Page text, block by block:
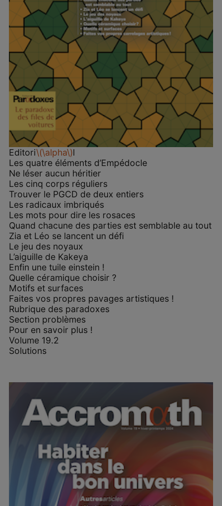
Editori\(\alpha\)l
Les quatre éléments d’Empédocle
Ne léser aucun héritier
Les cinq corps réguliers
Trouver le PGCD de deux entiers
Les radicaux imbriqués
Les mots pour dire les rosaces
Quand chacune des parties est semblable au tout
Zia et Léo se lancent un défi
Le jeu des noyaux
L’aiguille de Kakeya
Enfin une tuile einstein !
Quelle céramique choisir ?
Motifs et surfaces
Faites vos propres pavages artistiques !
Rubrique des paradoxes
Section problèmes
Pour en savoir plus !
Volume 19.2
Solutions